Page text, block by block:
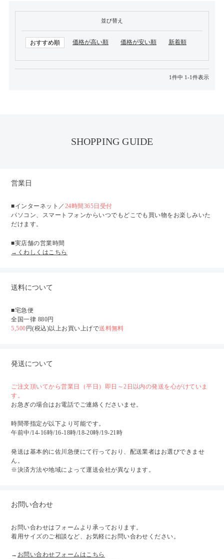
並び替え
おすすめ順 価格が高い順 価格が安い順 新着順
1件中 1-1件表示
SHOPPING GUIDE
営業日
■インターネット／ 24時間365日受付
パソコン、スマートフォンからいつでもどこでも買い物をお楽しみいた
だけます。
■実店舗の営業時間
→くわしくはこちら
送料について
■宅急便
全国一律 880円
5,500円(税込)以上お買い上げで送料無料
発送について
ご注文頂いてから営業日（平日）即日～2日以内の発送を心がけていま
す。
お急ぎの場合はお電話でご連絡くださいませ。
時間帯指定が以下より可能です。
午前中/14-16時/16-18時/18-20時/19-21時
発送は基本的に佐川急便にて行っており、配送業者はお選びできませ
ん。
※決済方法や地域によって運送会社が異なります。
お問い合わせ
お問い合わせはフォームより承っております。
着用サイズのご相談など、お気軽にお問い合わせください。
→ お問い合わせフォームはこちら